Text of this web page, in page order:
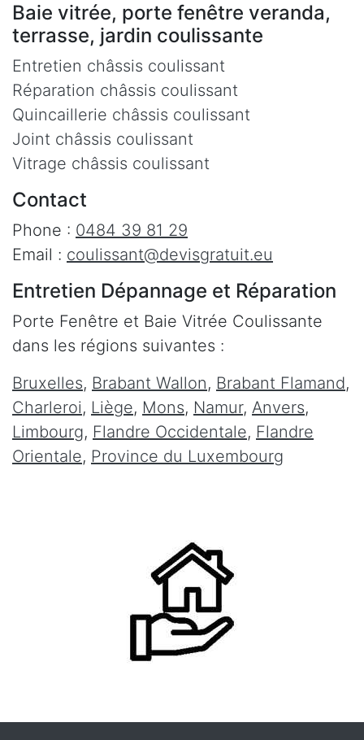
Baie vitrée, porte fenêtre veranda,
terrasse, jardin coulissante
Entretien châssis coulissant
Réparation châssis coulissant
Quincaillerie châssis coulissant
Joint châssis coulissant
Vitrage châssis coulissant
Contact
Phone : 0484 39 81 29
Email : coulissant@devisgratuit.eu
Entretien Dépannage et Réparation
Porte Fenêtre et Baie Vitrée Coulissante
dans les régions suivantes :
Bruxelles, Brabant Wallon, Brabant Flamand,
Charleroi, Liège, Mons, Namur, Anvers,
Limbourg, Flandre Occidentale, Flandre
Orientale, Province du Luxembourg